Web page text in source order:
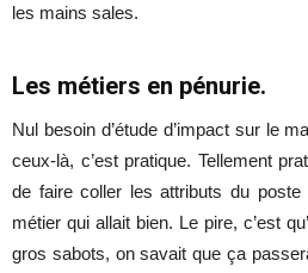
les mains sales.
Les métiers en pénurie.
Nul besoin d’étude d’impact sur le
ceux-là, c’est pratique. Tellement
de faire coller les attributs du
métier qui allait bien. Le pire, c’est
gros sabots, on savait que ça